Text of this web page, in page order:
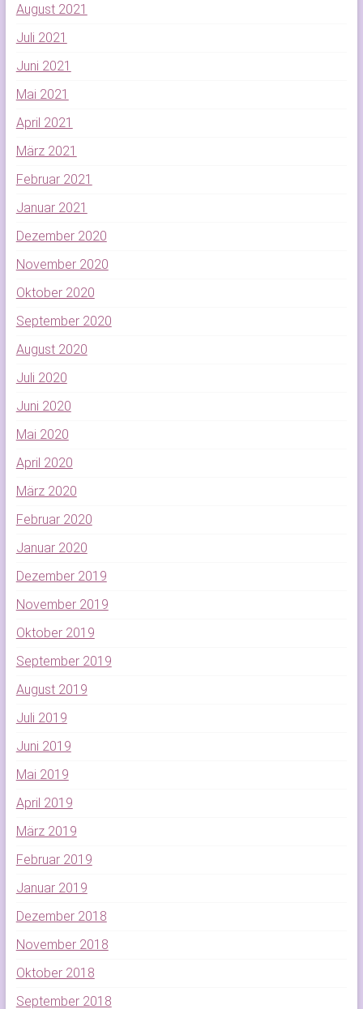
August 2021
Juli 2021
Juni 2021
Mai 2021
April 2021
März 2021
Februar 2021
Januar 2021
Dezember 2020
November 2020
Oktober 2020
September 2020
August 2020
Juli 2020
Juni 2020
Mai 2020
April 2020
März 2020
Februar 2020
Januar 2020
Dezember 2019
November 2019
Oktober 2019
September 2019
August 2019
Juli 2019
Juni 2019
Mai 2019
April 2019
März 2019
Februar 2019
Januar 2019
Dezember 2018
November 2018
Oktober 2018
September 2018